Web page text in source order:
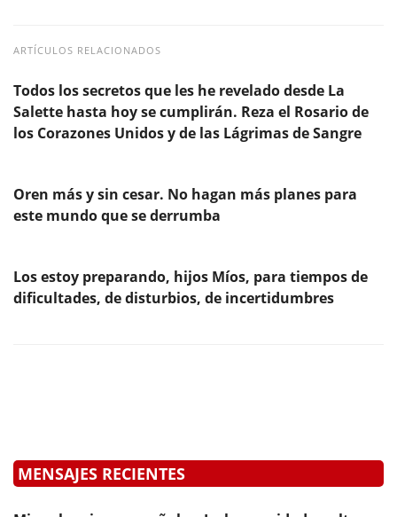
ARTÍCULOS RELACIONADOS
Todos los secretos que les he revelado desde La
Salette hasta hoy se cumplirán. Reza el Rosario de
los Corazones Unidos y de las Lágrimas de Sangre
Oren más y sin cesar. No hagan más planes para
este mundo que se derrumba
Los estoy preparando, hijos Míos, para tiempos de
dificultades, de disturbios, de incertidumbres
MENSAJES RECIENTES